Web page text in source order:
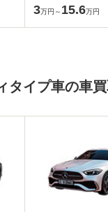
3万円～ 15.6万円
タイプ車の車